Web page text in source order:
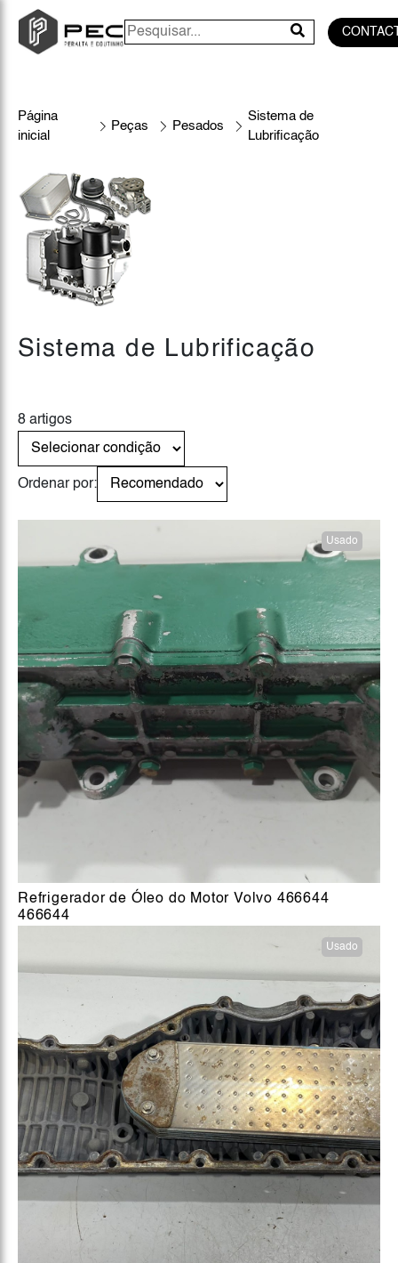
Página
inicial
Peças Pesados
Sistema de
Lubrificação
Sistema de Lubrificação
8 artigos
Ordenar por:
Usado
Refrigerador de Óleo do Motor Volvo 466644
466644
Usado